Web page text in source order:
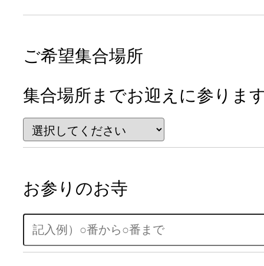
ご希望集合場所
集合場所までお迎えに参りま
お参りのお寺